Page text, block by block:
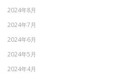
2024年8月
2024年7月
2024年6月
2024年5月
2024年4月